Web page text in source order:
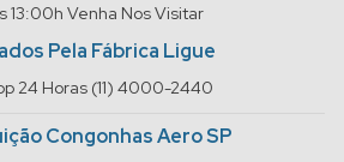
13:00h Venha Nos Visitar
Pela Fábrica Ligue
24 Horas (11) 4000-2440
Congonhas Aero SP